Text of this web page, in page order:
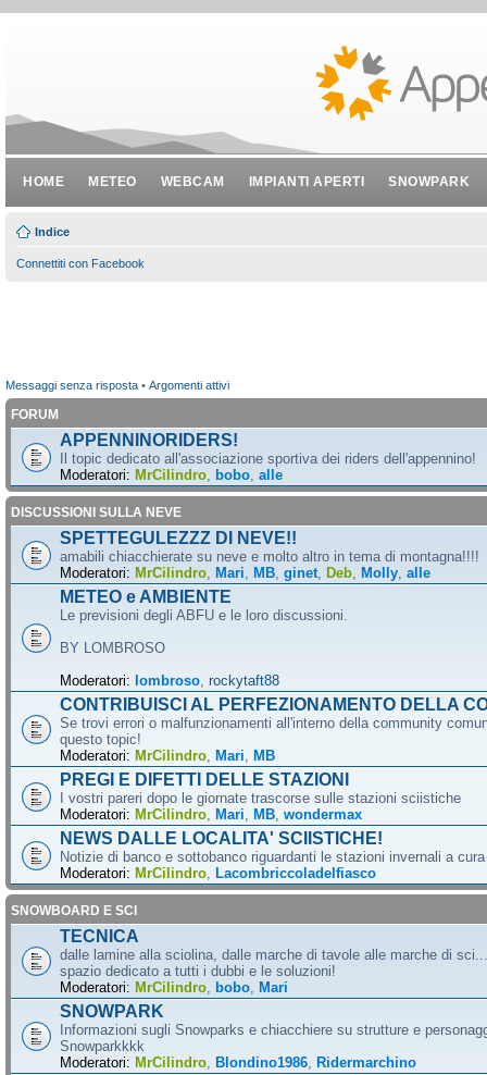
HOME METEO WEBCAM IMPIANTI APERTI SNOWPARK
Indice
Connettiti con Facebook
Messaggi senza risposta • Argomenti attivi
FORUM
APPENNINORIDERS!
Il topic dedicato all'associazione sportiva dei riders dell'appennino!
Moderatori: MrCilindro bobo alle
DISCUSSIONI SULLA NEVE
SPETTEGULEZZZ DI NEVE!!
amabili chiacchierate su neve e molto altro in tema di montagna!!!!
Moderatori: MrCilindro Mari MB ginet Deb Molly alle
METEO e AMBIENTE
Le previsioni degli ABFU e le loro discussioni.
BY LOMBROSO
Moderatori: lombroso rockytaft88
CONTRIBUISCI AL PERFEZIONAMENTO DELLA
Se trovi errori o malfunzionamenti all'interno della community
questo topic!
Moderatori: MrCilindro Mari MB
PREGI E DIFETTI DELLE STAZIONI
I vostri pareri dopo le giornate trascorse sulle stazioni sciistiche
Moderatori: MrCilindro Mari MB wondermax
NEWS DALLE LOCALITA' SCIISTICHE!
Notizie di banco e sottobanco riguardanti le stazioni invernali a
Moderatori: MrCilindro Lacombriccoladelfiasco
SNOWBOARD E SCI
TECNICA
dalle lamine alla sciolina, dalle marche di tavole alle marche di
spazio dedicato a tutti i dubbi e le soluzioni!
Moderatori: MrCilindro bobo Mari
SNOWPARK
Informazioni sugli Snowparks e chiacchiere su strutture e
Snowparkkkk
Moderatori: MrCilindro Blondino1986 Ridermarchino